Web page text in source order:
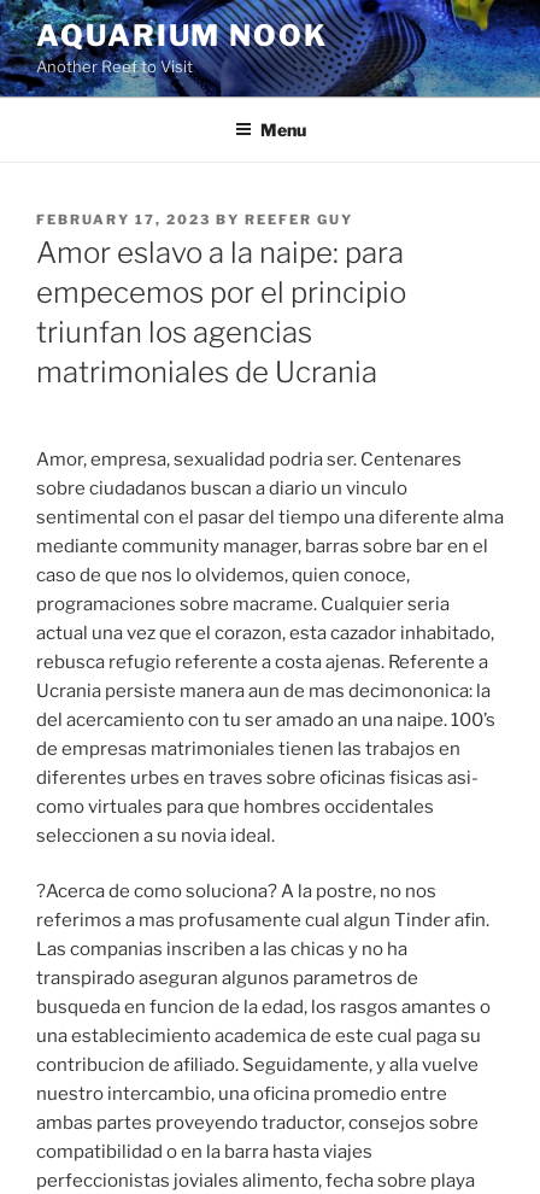
Skip
to
content
AQUARIUM NOOK
Another Reef to Visit
Menu
POSTED
ON
FEBRUARY 17, 2023 BY REEFER GUY
Amor eslavo a la naipe: para
empecemos por el principio
triunfan los agencias
matrimoniales de Ucrania
Amor, empresa, sexualidad podri­a ser. Centenares
sobre ciudadanos buscan a diario un vinculo
sentimental con el pasar del tiempo una diferente alma
mediante community manager, barras sobre bar en el
caso de que nos lo olvidemos, quien conoce,
programaciones sobre macrame. Cualquier seri­a
actual una vez que el corazon, esta cazador inhabitado,
rebusca refugio referente a costa ajenas. Referente a
Ucrania persiste manera aun de mas decimononica: la
del acercamiento con tu ser amado an una naipe. 100’s
de empresas matrimoniales tienen las trabajos en
diferentes urbes en traves sobre oficinas fisicas asi­
como virtuales para que hombres occidentales
seleccionen a su novia ideal.
?Acerca de como soluciona? A la postre, no nos
referimos a mas profusamente cual algun Tinder afin.
Las companias inscriben a las chicas y no ha
transpirado aseguran algunos parametros de
busqueda en funcion de la edad, los rasgos amantes o
una establecimiento academica de este cual paga su
contribucion de afiliado. Seguidamente, y alla vuelve
nuestro intercambio, una oficina promedio entre
ambas partes proveyendo traductor, consejos sobre
compatibilidad o en la barra hasta viajes
perfeccionistas joviales alimento, fecha sobre playa